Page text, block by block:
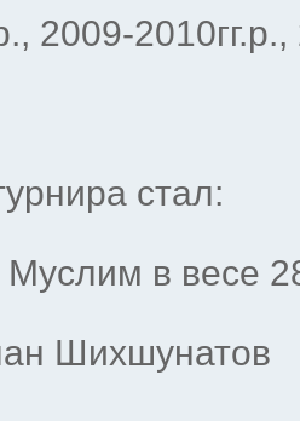
2009-
стал:
в весе
Шихшунатов